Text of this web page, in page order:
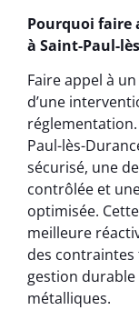
Pourquoi faire
à Saint-Paul-
Faire appel à
d’une
Paul-lès-
sécurisé, une
contrôlée et
optimisée.
meilleure
des
gestion
métalliques.